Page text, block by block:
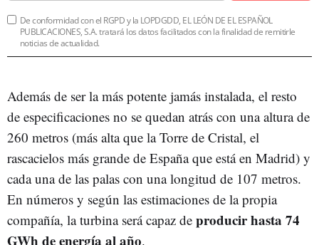
De conformidad con el RGPD y la LOPDGDD, EL LEÓN DE EL ESPAÑOL
PUBLICACIONES, S.A. tratará los datos facilitados con la finalidad de remitirle
noticias de actualidad.
Además de ser la más potente jamás instalada, el resto
de especificaciones no se quedan atrás con una altura de
260 metros (más alta que la Torre de Cristal, el
rascacielos más grande de España que está en Madrid) y
cada una de las palas con una longitud de 107 metros.
En números y según las estimaciones de la propia
compañía, la turbina será capaz de producir hasta 74
GWh de energía al año.